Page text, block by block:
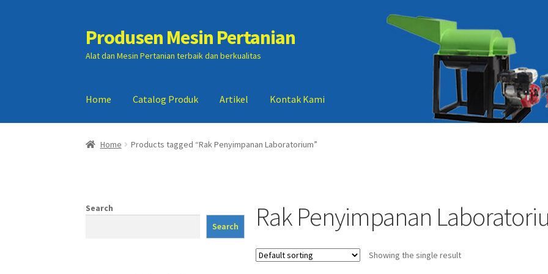
Skip
to
navigation
Skip
to
content
Produsen Mesin Pertanian
Alat dan Mesin Pertanian terbaik dan berkualitas
Home Catalog Produk Artikel Kontak Kami
Home Artikel Cart Checkout Kontak Kami My account Sample Page
Home Products tagged “Rak Penyimpanan Laboratorium”
Rak Penyimpanan
Showing the single result
Search
Search